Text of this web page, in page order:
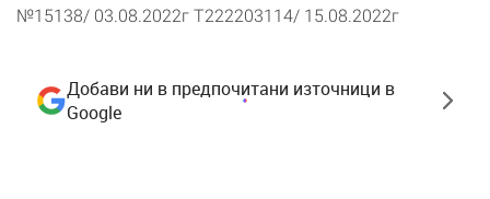
№15138/ 03.08.2022г Т222203114/ 15.08.2022г
Добави ни в предпочитани източници в
Google